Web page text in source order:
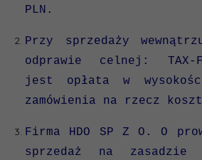
PLN.
Przy sprzedaży
odprawie celnej: TAX-
jest opłata w
zamówienia na rzecz
Firma HDO SP Z O. O
sprzedaż na zasadzie